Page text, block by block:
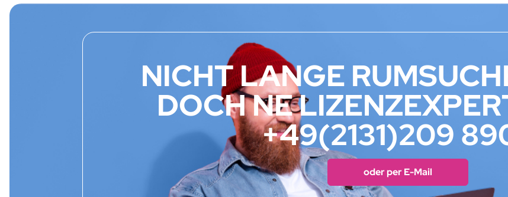
NICHT LANGE
DOCH NE
+49(2131)209
oder per E-Mail